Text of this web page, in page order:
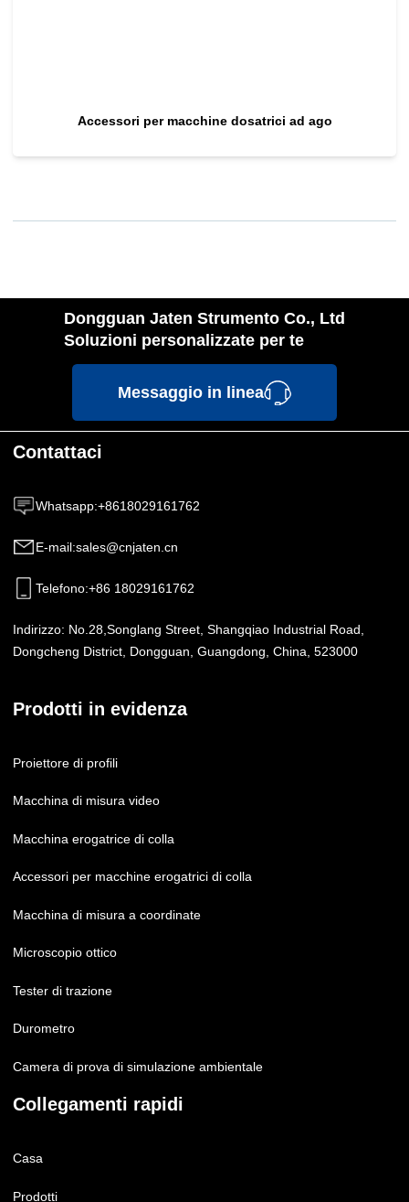
Accessori per macchine dosatrici ad ago
Dongguan Jaten Strumento Co., Ltd
Soluzioni personalizzate per te
Messaggio in linea
Contattaci
Whatsapp:+8618029161762
E-mail:sales@cnjaten.cn
Telefono:+86 18029161762
Indirizzo: No.28,Songlang Street, Shangqiao Industrial Road,
Dongcheng District, Dongguan, Guangdong, China, 523000
Prodotti in evidenza
Proiettore di profili
Macchina di misura video
Macchina erogatrice di colla
Accessori per macchine erogatrici di colla
Macchina di misura a coordinate
Microscopio ottico
Tester di trazione
Durometro
Camera di prova di simulazione ambientale
Collegamenti rapidi
Casa
Prodotti